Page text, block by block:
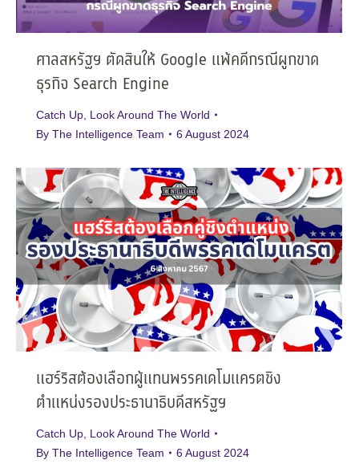
ศาลสหรัฐฯ ตัดสินให้ Google แพ้คดีกรณีผูกขาด
ธุรกิจ Search Engine
Catch Up Look Around The World
By The Intelligence Team 6 August 2024
แฮร์ริสต้องเลือกผู้แทนพรรคเดโมแครตชิง
ตำแหน่งรองประธานาธิบดีสหรัฐฯ
Catch Up Look Around The World
By The Intelligence Team 6 August 2024